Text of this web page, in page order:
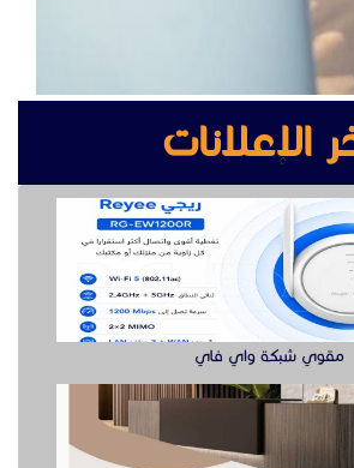
مقوي شبكة واي فاي
مصانع الأبواب الخشبية
تفتيش يدوي وكشف الجوال